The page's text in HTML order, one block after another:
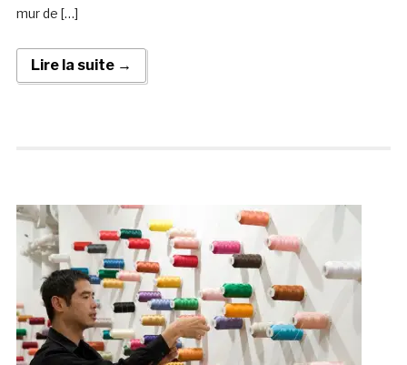
mur de […]
Lire la suite →